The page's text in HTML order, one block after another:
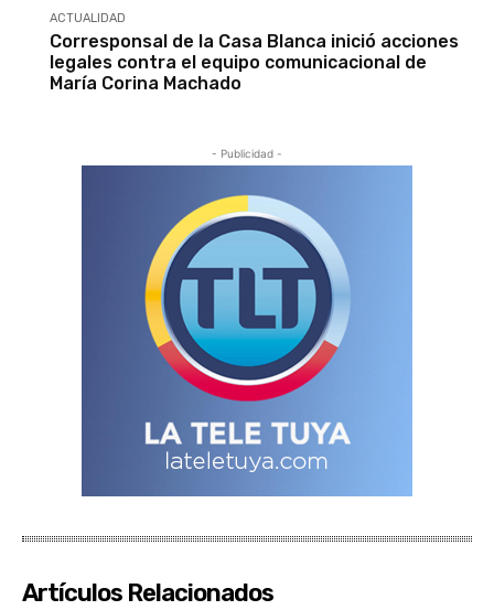
ACTUALIDAD
Corresponsal de la Casa Blanca inició acciones
legales contra el equipo comunicacional de
María Corina Machado
- Publicidad -
Artículos Relacionados